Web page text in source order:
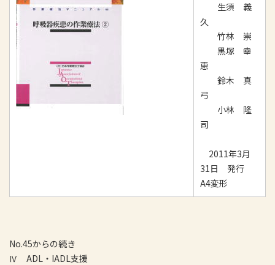
生須 義
久
竹林 崇
黒塚 幸
恵
鈴木 真
弓
小林 隆
司
2011年3月
31日 発行
A4変形
No.45からの続き
Ⅳ ADL・IADL支援